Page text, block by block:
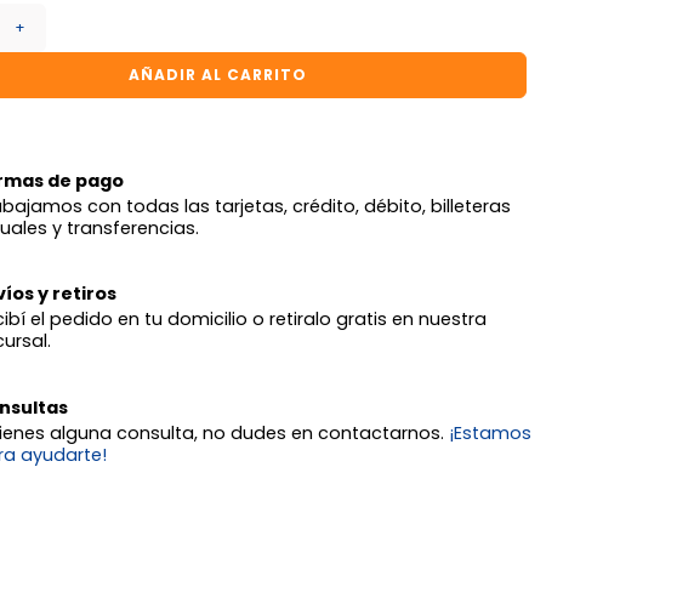
FUSION-FUSION 40 MM cantidad
AÑADIR AL CARRITO
de pago
con todas las tarjetas, crédito, débito, billeteras
y transferencias.
y retiros
el pedido en tu domicilio o retiralo gratis en nuestra
alguna consulta, no dudes en contactarnos. ¡Estamos
ayudarte!